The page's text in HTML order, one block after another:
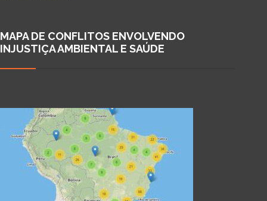
MAPA DE CONFLITOS ENVOLVENDO
INJUSTIÇA AMBIENTAL E SAÚDE